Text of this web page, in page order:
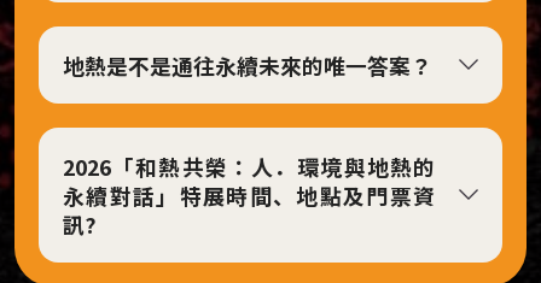
象。
地熱是不是通往永續未來的唯一答案？
2026「和熱共榮：人．環境與地熱的
永續對話」特展時間、地點及門票資
訊?